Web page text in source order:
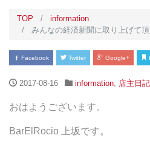
TOP
information
みんなの経済新聞に取り上げて頂
Facebook Twitter Google+
2017-08-16 information, 店主日記
おはようございます。
BarElRocio 上坂です。